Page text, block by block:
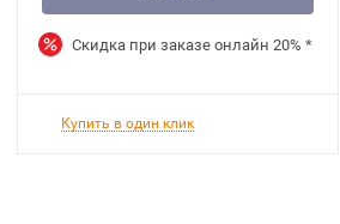
Скидка при заказе онлайн 20% *
Купить в один клик